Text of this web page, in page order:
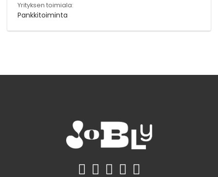
Yrityksen toimiala:
Pankkitoiminta